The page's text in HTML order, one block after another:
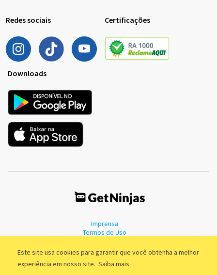
Este site usa cookies para garantir que você obtenha a melhor
experiência em nosso site. Saiba mais
Redes sociais Certificações
Downloads
Imprensa
Termos de Uso